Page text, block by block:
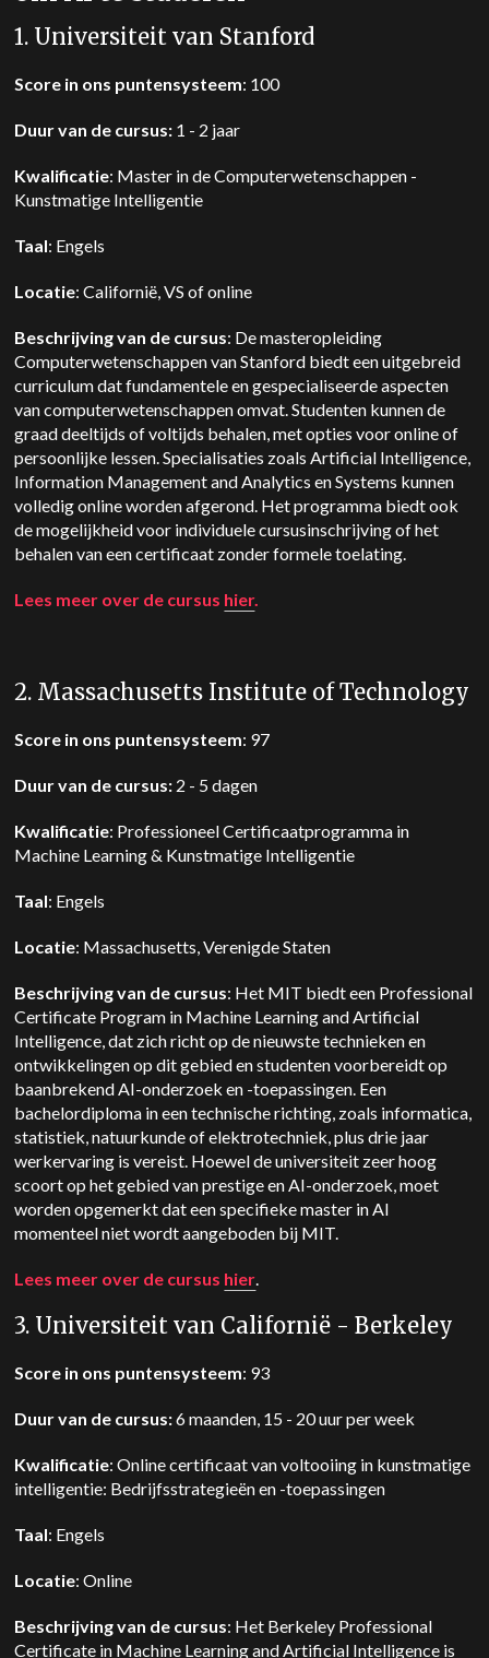
1. Universiteit van Stanford
Score in ons puntensysteem: 100
Duur van de cursus: 1 - 2 jaar
Kwalificatie: Master in de Computerwetenschappen -
Kunstmatige Intelligentie
Taal: Engels
Locatie: Californië, VS of online
Beschrijving van de cursus: De masteropleiding
Computerwetenschappen van Stanford biedt een uitgebreid
curriculum dat fundamentele en gespecialiseerde aspecten
van computerwetenschappen omvat. Studenten kunnen de
graad deeltijds of voltijds behalen, met opties voor online of
persoonlijke lessen. Specialisaties zoals Artificial Intelligence,
Information Management and Analytics en Systems kunnen
volledig online worden afgerond. Het programma biedt ook
de mogelijkheid voor individuele cursusinschrijving of het
behalen van een certificaat zonder formele toelating.
Lees meer over de cursus hier.
2. Massachusetts Institute of Technology
Score in ons puntensysteem: 97
Duur van de cursus: 2 - 5 dagen
Kwalificatie: Professioneel Certificaatprogramma in
Machine Learning & Kunstmatige Intelligentie
Taal: Engels
Locatie: Massachusetts, Verenigde Staten
Beschrijving van de cursus: Het MIT biedt een Professional
Certificate Program in Machine Learning and Artificial
Intelligence, dat zich richt op de nieuwste technieken en
ontwikkelingen op dit gebied en studenten voorbereidt op
baanbrekend AI-onderzoek en -toepassingen. Een
bachelordiploma in een technische richting, zoals informatica,
statistiek, natuurkunde of elektrotechniek, plus drie jaar
werkervaring is vereist. Hoewel de universiteit zeer hoog
scoort op het gebied van prestige en AI-onderzoek, moet
worden opgemerkt dat een specifieke master in AI
momenteel niet wordt aangeboden bij MIT.
Lees meer over de cursus hier.
3. Universiteit van Californië - Berkeley
Score in ons puntensysteem: 93
Duur van de cursus:6 maanden, 15 - 20 uur per week
Kwalificatie: Online certificaat van voltooiing in kunstmatige
intelligentie: Bedrijfsstrategieën en -toepassingen
Taal: Engels
Locatie: Online
Beschrijving van de cursus: Het Berkeley Professional
Certificate in Machine Learning and Artificial Intelligence is